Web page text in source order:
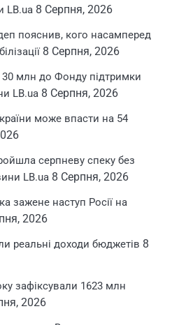
LB.ua 8 Серпня, 2026
пояснив, кого насамперед
8 Серпня, 2026
млн до Фонду підтримки
LB.ua 8 Серпня, 2026
може впасти на 54
серпневу спеку без
LB.ua 8 Серпня, 2026
зажене наступ Росії на
2026
реальні доходи бюджетів 8
зафіксували 1623 млн
2026